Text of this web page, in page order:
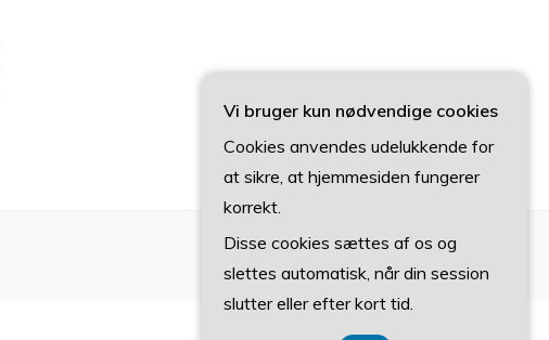
Vi bruger kun nødvendige cookies
Cookies anvendes udelukkende for
at sikre, at hjemmesiden fungerer
korrekt.
Disse cookies sættes af os og
slettes automatisk, når din session
slutter eller efter kort tid.